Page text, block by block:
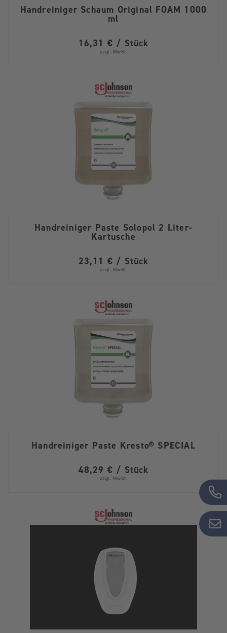
Handreiniger Schaum Original FOAM 1000
ml
16,31 € / Stück
zzgl. MwSt.
Handreiniger Paste Solopol 2 Liter-
Kartusche
23,11 € / Stück
zzgl. MwSt.
Handreiniger Paste Kresto® SPECIAL
48,29 € / Stück
zzgl. MwSt.